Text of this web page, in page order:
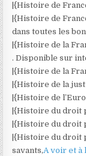
|{Histoire de
|{Histoire de
dans toutes les
|{Histoire de la
. Disponible sur
|{Histoire de la
|{Histoire de la
|{Histoire de
|{Histoire du droit
|{Histoire du droit
|{Histoire du droit
savants,A voir et